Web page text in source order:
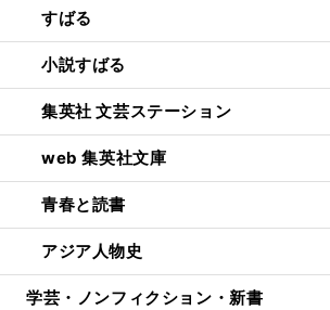
すばる
小説すばる
集英社 文芸ステーション
web 集英社文庫
青春と読書
アジア人物史
学芸・ノンフィクション・新書